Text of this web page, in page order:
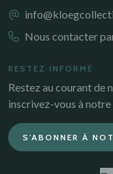
Nous contacter
RESTEZ INFORMÉ
Restez au courant de
inscrivez-vous à
S'ABONNER À